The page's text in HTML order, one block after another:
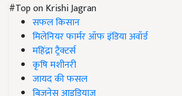
#Top on Krishi Jagran
सफल किसान
मिलेनियर फार्मर ऑफ इंडिया अवॉर्ड
महिंद्रा ट्रैक्टर्स
कृषि मशीनरी
जायद की फसल